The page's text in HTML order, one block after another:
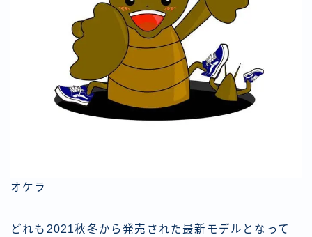
オケラ
どれも2021秋冬から発売された最新モデルとなって